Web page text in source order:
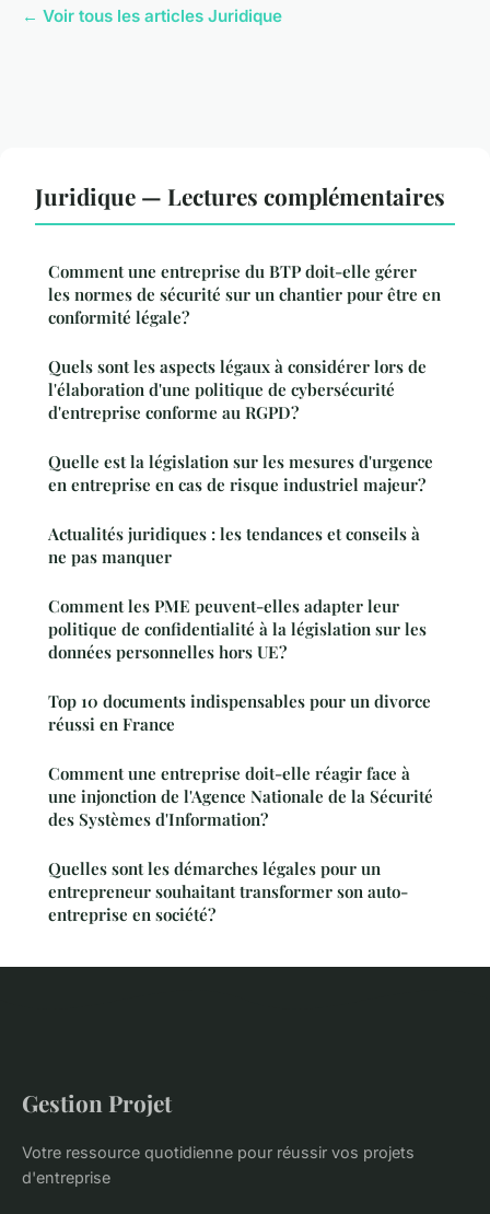
← Voir tous les articles Juridique
Juridique — Lectures complémentaires
Comment une entreprise du BTP doit-elle gérer
les normes de sécurité sur un chantier pour être en
conformité légale?
Quels sont les aspects légaux à considérer lors de
l'élaboration d'une politique de cybersécurité
d'entreprise conforme au RGPD?
Quelle est la législation sur les mesures d'urgence
en entreprise en cas de risque industriel majeur?
Actualités juridiques : les tendances et conseils à
ne pas manquer
Comment les PME peuvent-elles adapter leur
politique de confidentialité à la législation sur les
données personnelles hors UE?
Top 10 documents indispensables pour un divorce
réussi en France
Comment une entreprise doit-elle réagir face à
une injonction de l'Agence Nationale de la Sécurité
des Systèmes d'Information?
Quelles sont les démarches légales pour un
entrepreneur souhaitant transformer son auto-
entreprise en société?
Gestion Projet
Votre ressource quotidienne pour réussir vos projets
d'entreprise